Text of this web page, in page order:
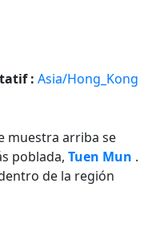
: Asia/Hong_Kong
muestra arriba se
poblada, Tuen Mun .
de la región